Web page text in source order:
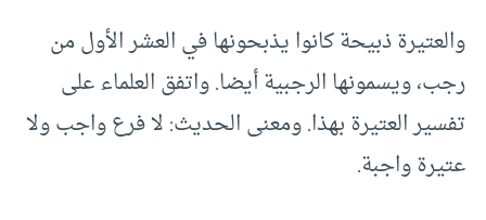
والعتيرة ذبيحة كانوا يذبحونها في العشر الأول من
‌رجب، ويسمونها الرجبية أيضا. واتفق العلماء على
تفسير العتيرة بهذا. ومعنى الحديث: لا فرع واجب ولا
‌عتيرة واجبة.